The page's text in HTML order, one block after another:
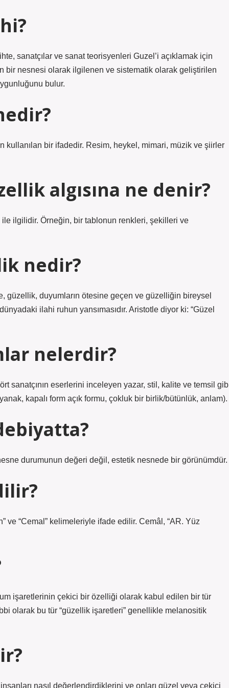
sanatçılar ve sanat teorisyenleri Guzel’i açıklamak için
bir nesnesi olarak ilgilenen ve sistematik olarak geliştirilen
bulur.
bir ifadedir. Resim, heykel, mimari, müzik ve şiirler
algısına ne denir?
ilgilidir. Örneğin, bir tablonun renkleri, şekilleri ve
nedir?
güzellik, duyumların ötesine geçen ve güzelliğin bireysel
ilahi ruhun yansımasıdır. Aristotle diyor ki: “Güzel
nelerdir?
sanatçının eserlerini inceleyen yazar, stil, kalite ve temsil
kapalı form açık formu, çokluk bir birlik/bütünlük, anlam).
durumunun değeri değil, estetik nesnede bir görünümdür.
“Cemal” kelimeleriyle ifade edilir. Cemâl, “AR. Yüz
işaretlerinin çekici bir özelliği olarak kabul edilen bir tür
olarak bu tür “güzellik işaretleri” genellikle melanositik
nasıl değerlendirdiklerini ve onları güzel veya çekici